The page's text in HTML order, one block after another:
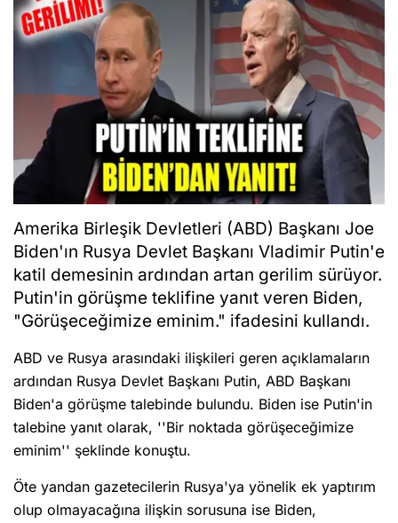
Amerika Birleşik Devletleri (ABD) Başkanı Joe
Biden'ın Rusya Devlet Başkanı Vladimir Putin'e
katil demesinin ardından artan gerilim sürüyor.
Putin'in görüşme teklifine yanıt veren Biden,
"Görüşeceğimize eminim." ifadesini kullandı.
ABD ve Rusya arasındaki ilişkileri geren açıklamaların
ardından Rusya Devlet Başkanı Putin, ABD Başkanı
Biden'a görüşme talebinde bulundu. Biden ise Putin'in
talebine yanıt olarak, ''Bir noktada görüşeceğimize
eminim'' şeklinde konuştu.
Öte yandan gazetecilerin Rusya'ya yönelik ek yaptırım
olup olmayacağına ilişkin sorusuna ise Biden,